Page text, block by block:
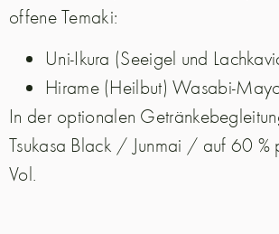
offene Temaki:
Uni-Ikura (Seeigel und
Hirame (Heilbut) Wasabi-
In der optionalen
Tsukasa Black / Junmai / auf 60
Vol.